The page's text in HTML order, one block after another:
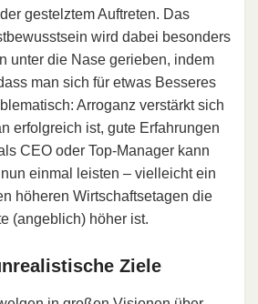
gestelztem Auftreten. Das
wird dabei besonders
unter die Nase gerieben, indem
man sich für etwas Besseres
Arroganz verstärkt sich
erfolgreich ist, gute Erfahrungen
CEO oder Top-Manager kann
einmal leisten – vielleicht ein
höheren Wirtschaftsetagen die
(angeblich) höher ist.
Ziele